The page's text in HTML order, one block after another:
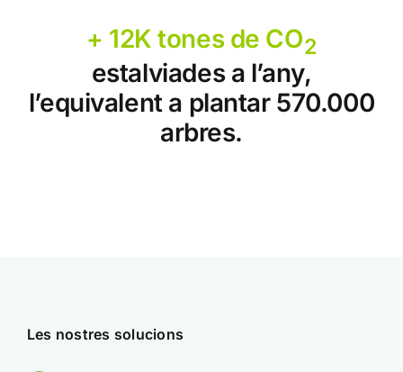
+ 12K tones de CO2
estalviades a l’any,
l’equivalent a plantar 570.000
arbres.
Les nostres solucions